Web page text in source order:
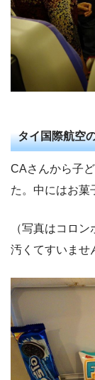
タイ国際航空
CAさんから子
た。中にはお菓
（写真はコロ
汚くてすいませ